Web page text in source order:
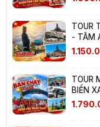
TOUR
- TÂM
NAM
TOUR
BIỂN